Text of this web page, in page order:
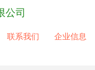
公司
联系我们 企业信息